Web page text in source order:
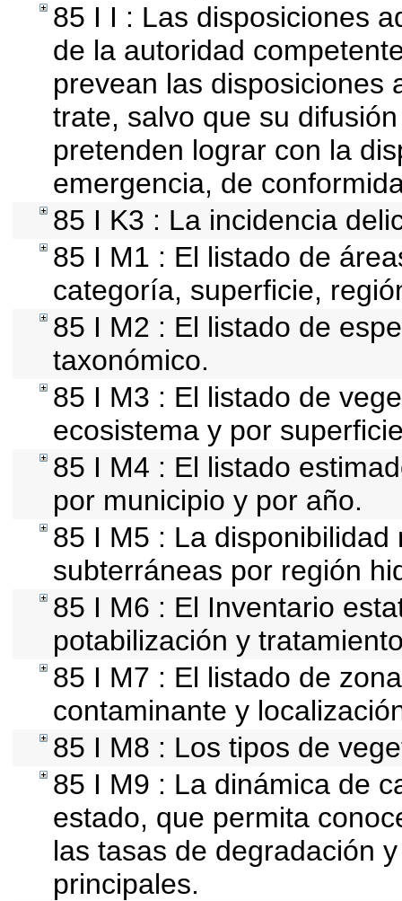
85 I I : Las disposiciones
de la autoridad
prevean las disposiciones
trate, salvo que su
pretenden lograr con la
emergencia, de
85 I K3 : La incidencia
85 I M1 : El listado de
categoría, superficie,
85 I M2 : El listado de
taxonómico.
85 I M3 : El listado de
ecosistema y por
85 I M4 : El listado
por municipio y por año.
85 I M5 : La
subterráneas por región
85 I M6 : El Inventario
potabilización y
85 I M7 : El listado de
contaminante y
85 I M8 : Los tipos de
85 I M9 : La dinámica de
estado, que permita
las tasas de degradación
principales.